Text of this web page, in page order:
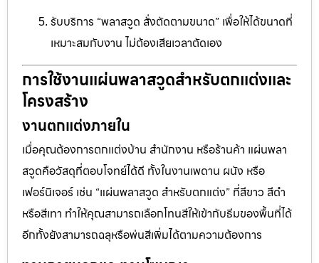
รับบริการ “พลาสวูด สั่งตัดตามขนาด” เพื่อให้ได้ขนาดที่
เหมาะสมกับงาน ไม่ต้องเสียเวลาตัดเอง
การใช้งานแผ่นพลาสวูดสำหรับตกแต่งและ
โครงสร้าง
งานตกแต่งภายใน
เมื่อคุณต้องการตกแต่งบ้าน สำนักงาน หรือร้านค้า แผ่นพลา
สวูดคือวัสดุที่ตอบโจทย์ได้ดี ทั้งในงานเพดาน ผนัง หรือ
เฟอร์นิเจอร์ เช่น “แผ่นพลาสวูด สำหรับตกแต่ง” ที่สีขาว สีดำ
หรือสีเทา ทำให้คุณสามารถเลือกโทนสีให้เข้ากับธีมของพื้นที่ได้
อีกทั้งยังสามารถฉลุหรือพ่นสีเพิ่มได้ตามความต้องการ